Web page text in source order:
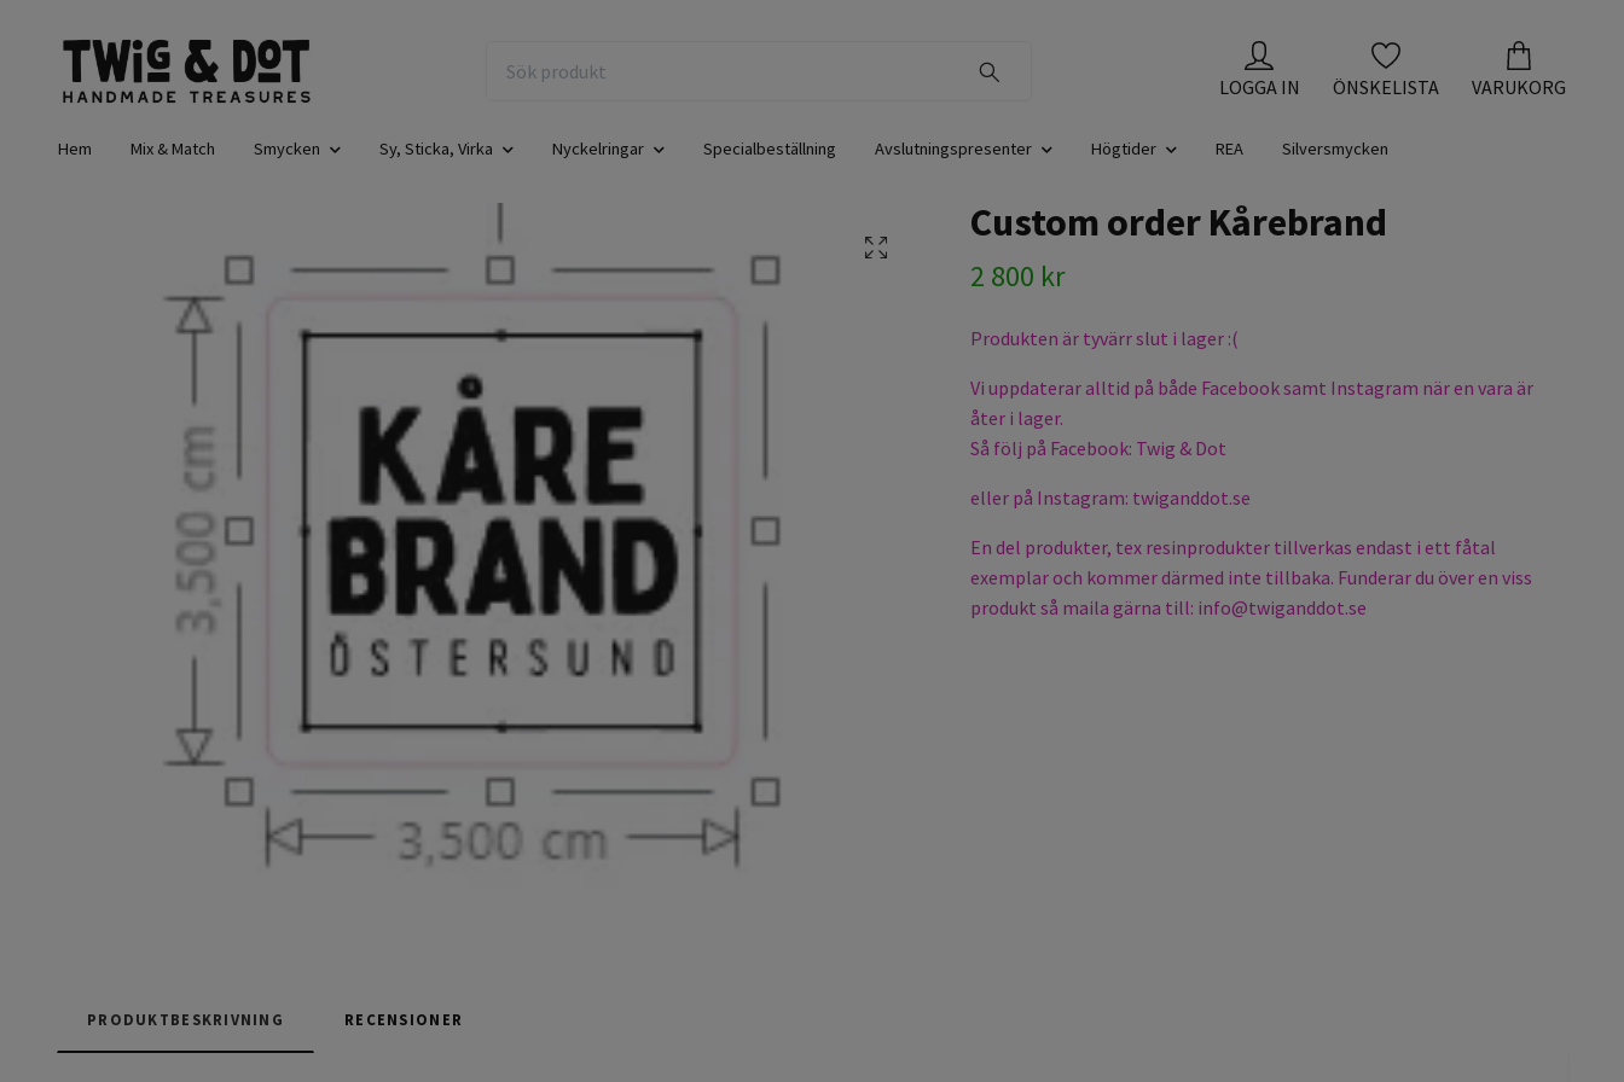
LOGGA IN ÖNSKELISTA VARUKORG
Hem Mix & Match Smycken Sy, Sticka, Virka Nyckelringar Specialbeställning Avslutningspresenter Högtider REA Silversmycken
Custom order Kårebrand
2 800 kr
Produkten är tyvärr slut i lager :(
Vi uppdaterar alltid på både Facebook samt Instagram när en vara är
åter i lager.
Så följ på Facebook: Twig & Dot
eller på Instagram: twiganddot.se
En del produkter, tex resinprodukter tillverkas endast i ett fåtal
exemplar och kommer därmed inte tillbaka. Funderar du över en viss
produkt så maila gärna till: info@twiganddot.se
PRODUKTBESKRIVNING RECENSIONER